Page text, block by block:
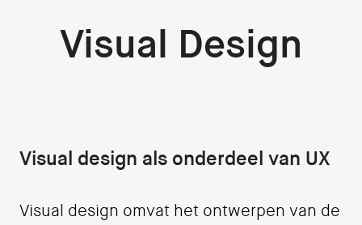
Visual Design
Visual design als onderdeel van UX
Visual design omvat het ontwerpen van de